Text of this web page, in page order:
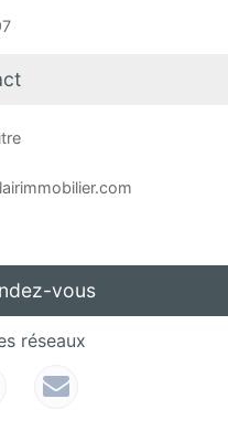
vous
réseaux